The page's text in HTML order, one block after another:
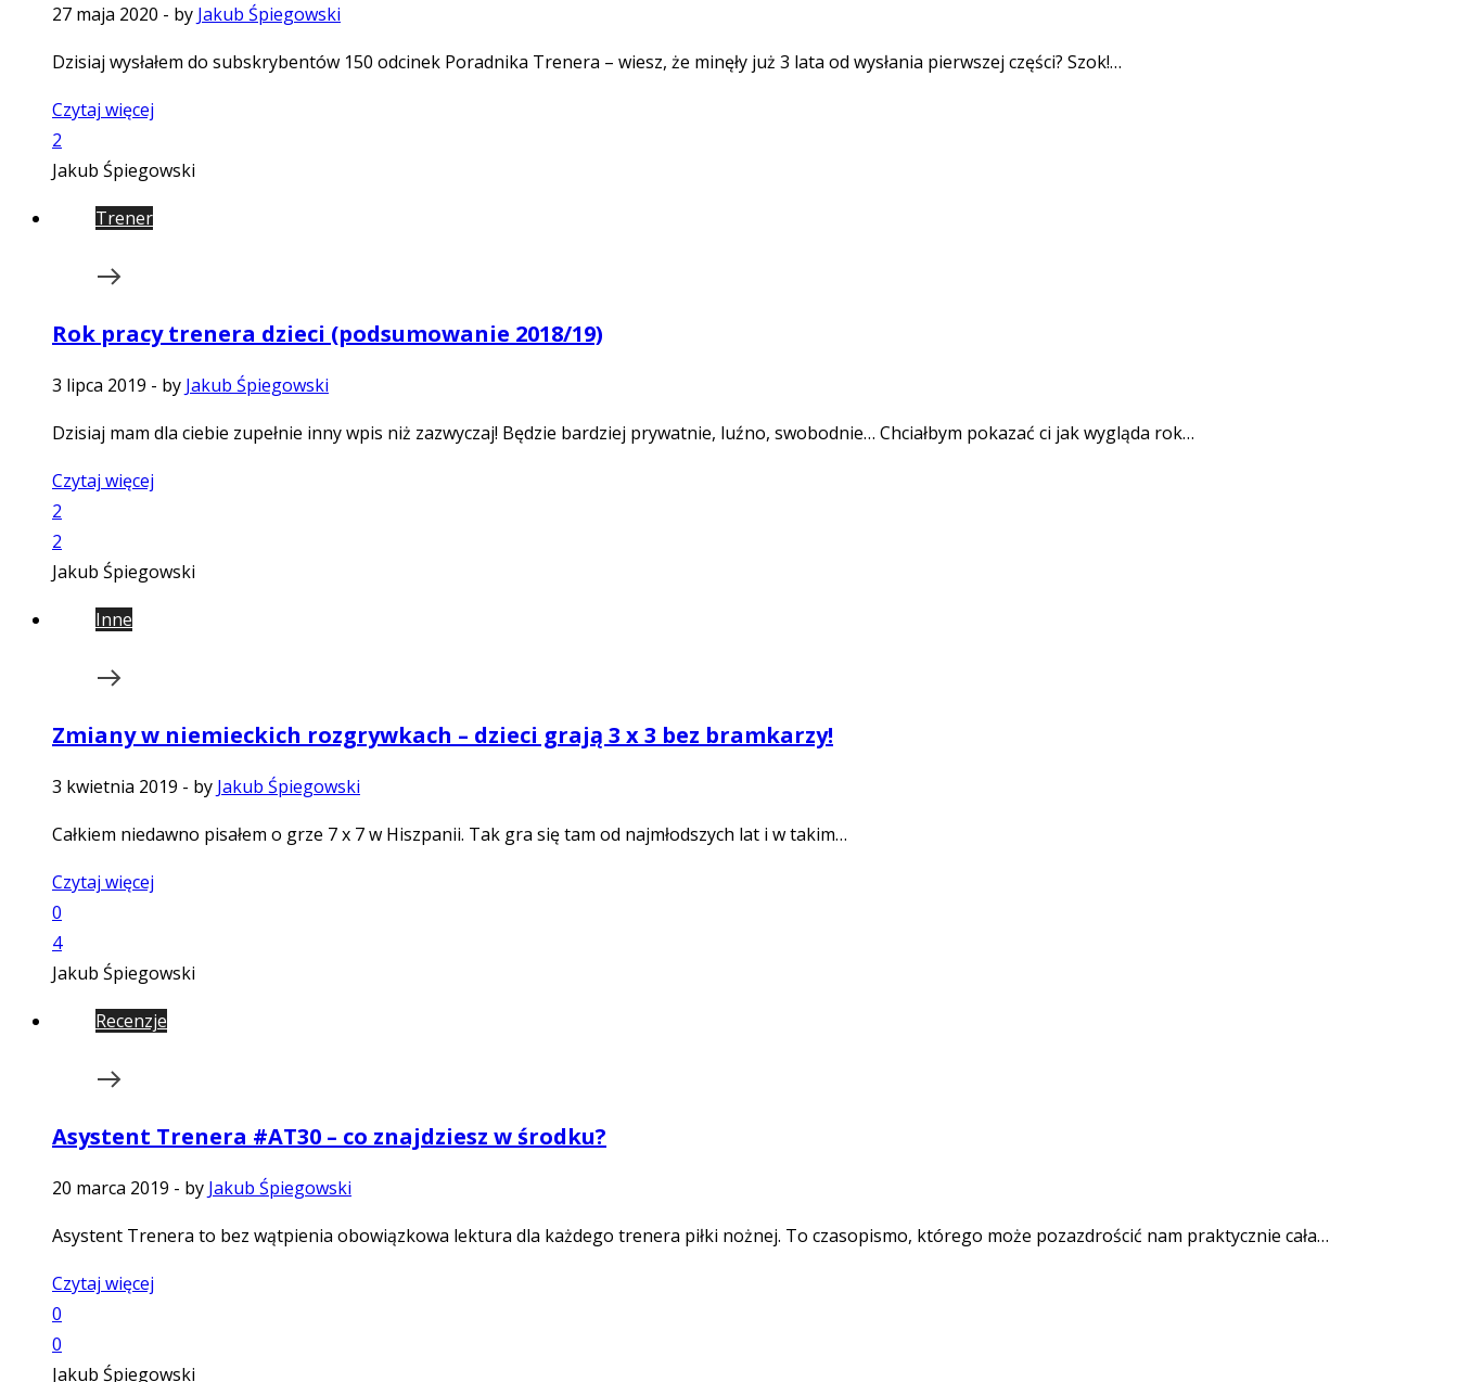
27 maja 2020 - by Jakub Śpiegowski
Dzisiaj wysłałem do subskrybentów 150 odcinek Poradnika Trenera – wiesz, że minęły już 3 lata od wysłania pierwszej części? Szok!…
Czytaj więcej
2
Jakub Śpiegowski
Trener
Rok pracy trenera dzieci (podsumowanie 2018/19)
3 lipca 2019 - by Jakub Śpiegowski
Dzisiaj mam dla ciebie zupełnie inny wpis niż zazwyczaj! Będzie bardziej prywatnie, luźno, swobodnie… Chciałbym pokazać ci jak wygląda rok…
Czytaj więcej
2
2
Jakub Śpiegowski
Inne
Zmiany w niemieckich rozgrywkach – dzieci grają 3 x 3 bez bramkarzy!
3 kwietnia 2019 - by Jakub Śpiegowski
Całkiem niedawno pisałem o grze 7 x 7 w Hiszpanii. Tak gra się tam od najmłodszych lat i w takim…
Czytaj więcej
0
4
Jakub Śpiegowski
Recenzje
Asystent Trenera #AT30 – co znajdziesz w środku?
20 marca 2019 - by Jakub Śpiegowski
Asystent Trenera to bez wątpienia obowiązkowa lektura dla każdego trenera piłki nożnej. To czasopismo, którego może pozazdrościć nam praktycznie cała…
Czytaj więcej
0
0
Jakub Śpiegowski